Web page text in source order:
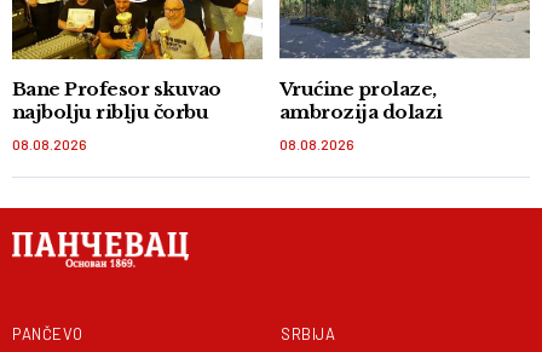
Bane Profesor skuvao
najbolju riblju čorbu
08.08.2026
Vrućine prolaze,
ambrozija dolazi
08.08.2026
PANČEVO SRBIJA